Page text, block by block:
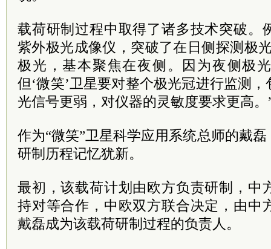
载荷研制过程中取得了诸多技术突破。
紫外极光成像仪，突破了在日侧探测极
极光，基本聚焦在夜侧。因为夜侧极
但‘微笑’卫星要对整个极光冠进行监测
光信号更弱，对仪器的灵敏度要求更高。
作为“微笑”卫星科学应用系统总师的戴
研制历程记忆犹新。
最初，该载荷计划由欧方负责研制，中
持对等合作，中欧双方联合决定，由中
戴磊成为该载荷研制过程的负责人。